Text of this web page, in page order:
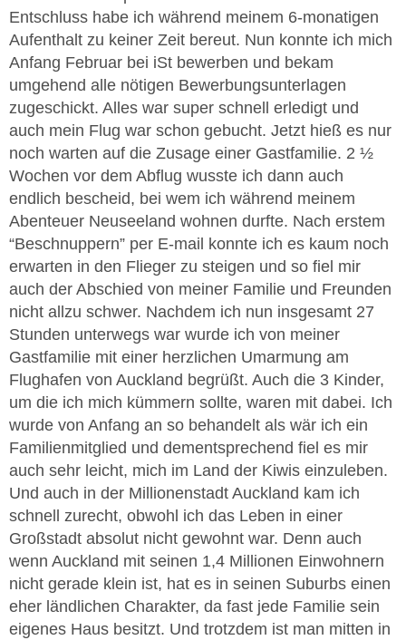
Entschluss habe ich während meinem 6-monatigen
Aufenthalt zu keiner Zeit bereut. Nun konnte ich mich
Anfang Februar bei iSt bewerben und bekam
umgehend alle nötigen Bewerbungsunterlagen
zugeschickt. Alles war super schnell erledigt und
auch mein Flug war schon gebucht. Jetzt hieß es nur
noch warten auf die Zusage einer Gastfamilie. 2 ½
Wochen vor dem Abflug wusste ich dann auch
endlich bescheid, bei wem ich während meinem
Abenteuer Neuseeland wohnen durfte. Nach erstem
“Beschnuppern” per E-mail konnte ich es kaum noch
erwarten in den Flieger zu steigen und so fiel mir
auch der Abschied von meiner Familie und Freunden
nicht allzu schwer. Nachdem ich nun insgesamt 27
Stunden unterwegs war wurde ich von meiner
Gastfamilie mit einer herzlichen Umarmung am
Flughafen von Auckland begrüßt. Auch die 3 Kinder,
um die ich mich kümmern sollte, waren mit dabei. Ich
wurde von Anfang an so behandelt als wär ich ein
Familienmitglied und dementsprechend fiel es mir
auch sehr leicht, mich im Land der Kiwis einzuleben.
Und auch in der Millionenstadt Auckland kam ich
schnell zurecht, obwohl ich das Leben in einer
Großstadt absolut nicht gewohnt war. Denn auch
wenn Auckland mit seinen 1,4 Millionen Einwohnern
nicht gerade klein ist, hat es in seinen Suburbs einen
eher ländlichen Charakter, da fast jede Familie sein
eigenes Haus besitzt. Und trotzdem ist man mitten in